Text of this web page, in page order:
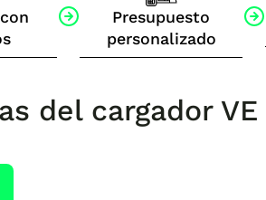
Presupuesto
personalizado
del cargador